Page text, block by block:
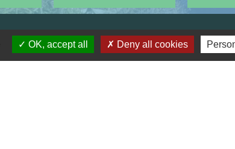
Réseaux
OK, accept all Deny all cookies